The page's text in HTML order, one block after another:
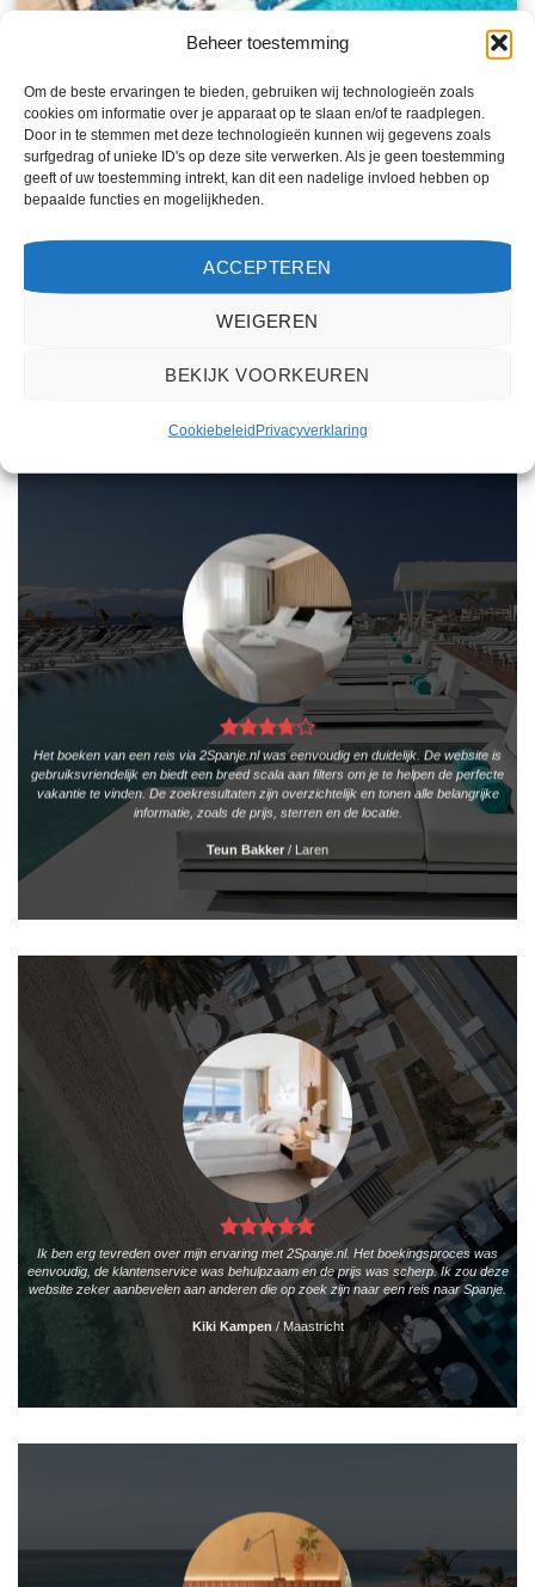
Beheer toestemming
Om de beste ervaringen te bieden, gebruiken wij technologieën zoals
cookies om informatie over je apparaat op te slaan en/of te raadplegen.
Door in te stemmen met deze technologieën kunnen wij gegevens zoals
surfgedrag of unieke ID's op deze site verwerken. Als je geen toestemming
geeft of uw toestemming intrekt, kan dit een nadelige invloed hebben op
bepaalde functies en mogelijkheden.
ACCEPTEREN
WEIGEREN
BEKIJK VOORKEUREN
CookiebeleidPrivacyverklaring
MALLORCA
Mariant
3uit 5
Mariant is een 3 sterren accommodatie in S Illot. U boekt deze reis direct bij onze
partner D-reizen. Nu vanaf EUR 440.00 per persoon.
Het boeken van een reis via 2Spanje.nl was eenvoudig en duidelijk. De website is
gebruiksvriendelijk en biedt een breed scala aan filters om je te helpen de perfecte
vakantie te vinden. De zoekresultaten zijn overzichtelijk en tonen alle belangrijke
informatie, zoals de prijs, sterren en de locatie.
Teun Bakker / Laren
Ik ben erg tevreden over mijn ervaring met 2Spanje.nl. Het boekingsproces was
eenvoudig, de klantenservice was behulpzaam en de prijs was scherp. Ik zou deze
website zeker aanbevelen aan anderen die op zoek zijn naar een reis naar Spanje.
Kiki Kampen /Maastricht